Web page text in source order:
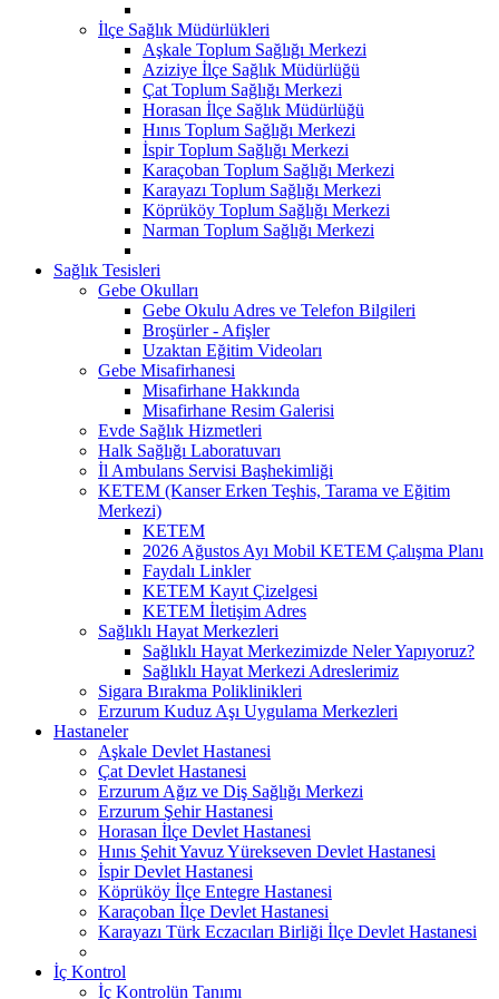
İlçe Sağlık Müdürlükleri
Aşkale Toplum Sağlığı Merkezi
Aziziye İlçe Sağlık Müdürlüğü
Çat Toplum Sağlığı Merkezi
Horasan İlçe Sağlık Müdürlüğü
Hınıs Toplum Sağlığı Merkezi
İspir Toplum Sağlığı Merkezi
Karaçoban Toplum Sağlığı Merkezi
Karayazı Toplum Sağlığı Merkezi
Köprüköy Toplum Sağlığı Merkezi
Narman Toplum Sağlığı Merkezi
Sağlık Tesisleri
Gebe Okulları
Gebe Okulu Adres ve Telefon Bilgileri
Broşürler - Afişler
Uzaktan Eğitim Videoları
Gebe Misafirhanesi
Misafirhane Hakkında
Misafirhane Resim Galerisi
Evde Sağlık Hizmetleri
Halk Sağlığı Laboratuvarı
İl Ambulans Servisi Başhekimliği
KETEM (Kanser Erken Teşhis, Tarama ve Eğitim
Merkezi)
KETEM
2026 Ağustos Ayı Mobil KETEM Çalışma Planı
Faydalı Linkler
KETEM Kayıt Çizelgesi
KETEM İletişim Adres
Sağlıklı Hayat Merkezleri
Sağlıklı Hayat Merkezimizde Neler Yapıyoruz?
Sağlıklı Hayat Merkezi Adreslerimiz
Sigara Bırakma Poliklinikleri
Erzurum Kuduz Aşı Uygulama Merkezleri
Hastaneler
Aşkale Devlet Hastanesi
Çat Devlet Hastanesi
Erzurum Ağız ve Diş Sağlığı Merkezi
Erzurum Şehir Hastanesi
Horasan İlçe Devlet Hastanesi
Hınıs Şehit Yavuz Yürekseven Devlet Hastanesi
İspir Devlet Hastanesi
Köprüköy İlçe Entegre Hastanesi
Karaçoban İlçe Devlet Hastanesi
Karayazı Türk Eczacıları Birliği İlçe Devlet Hastanesi
İç Kontrol
İç Kontrolün Tanımı